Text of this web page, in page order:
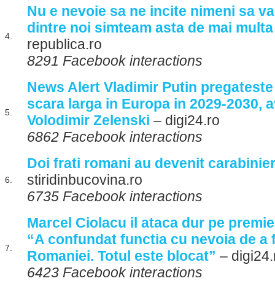
4.
Nu e nevoie sa ne incite nimeni sa
dintre noi simteam asta de mai
republica.ro
8291 Facebook interactions
5.
News Alert Vladimir Putin
scara larga in Europa in 2029-2030,
Volodimir Zelenski – digi24.ro
6862 Facebook interactions
6.
Doi frati romani au devenit
stiridinbucovina.ro
6735 Facebook interactions
7.
Marcel Ciolacu il ataca dur pe
“A confundat functia cu nevoia de a
Romaniei. Totul este blocat” –
6423 Facebook interactions